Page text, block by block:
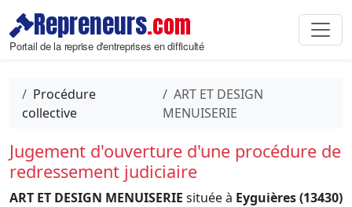
Repreneurs.com
Portail de la reprise d'entreprises en difficulté
Procédure
collective
ART ET DESIGN
MENUISERIE
Jugement d'ouverture d'une procédure de
redressement judiciaire
ART ET DESIGN MENUISERIE située à Eyguières (13430)